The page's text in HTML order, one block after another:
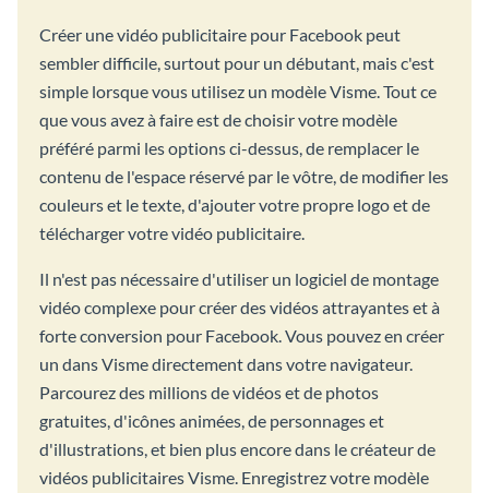
Créer une vidéo publicitaire pour Facebook peut
sembler difficile, surtout pour un débutant, mais c'est
simple lorsque vous utilisez un modèle Visme. Tout ce
que vous avez à faire est de choisir votre modèle
préféré parmi les options ci-dessus, de remplacer le
contenu de l'espace réservé par le vôtre, de modifier les
couleurs et le texte, d'ajouter votre propre logo et de
télécharger votre vidéo publicitaire.
Il n'est pas nécessaire d'utiliser un logiciel de montage
vidéo complexe pour créer des vidéos attrayantes et à
forte conversion pour Facebook. Vous pouvez en créer
un dans Visme directement dans votre navigateur.
Parcourez des millions de vidéos et de photos
gratuites, d'icônes animées, de personnages et
d'illustrations, et bien plus encore dans le créateur de
vidéos publicitaires Visme. Enregistrez votre modèle